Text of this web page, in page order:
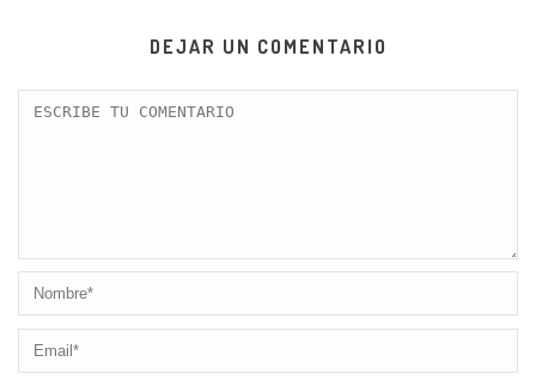
DEJAR UN COMENTARIO